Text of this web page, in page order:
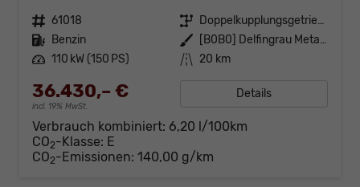
Fahrzeugnr. 61018 Getriebe
Doppelkupplungsgetriebe (DSG)
Kraftstoff Benzin Außenfarbe
[B0B0] Delfingrau Metallic
Leistung 110 kW (150 PS) Kilometerstand 20 km
36.430,– €
incl. 19% MwSt.
Details
Verbrauch kombiniert: 6,20 l/100km
CO2-Klasse: E
CO2-Emissionen: 140,00 g/km